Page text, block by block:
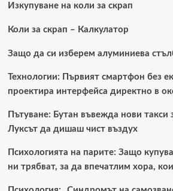
Изкупуване на коли за скрап
Коли за скрап – Калкулатор
Защо да си изберем алуминиева
Технологии: Първият смартфон без
проектира интерфейса директно в
Пътуване: Бутан въвежда нови такси
Луксът да дишаш чист въздух
Психологията на парите: Защо
ни трябват, за да впечатлим хора,